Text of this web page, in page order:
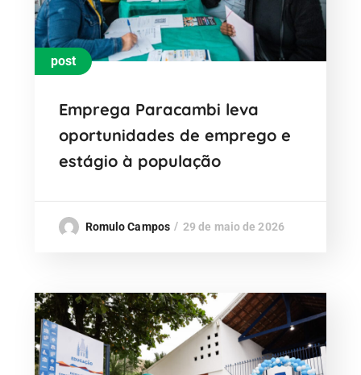
post
Emprega Paracambi leva
oportunidades de emprego e
estágio à população
Romulo Campos 29 de maio de 2026